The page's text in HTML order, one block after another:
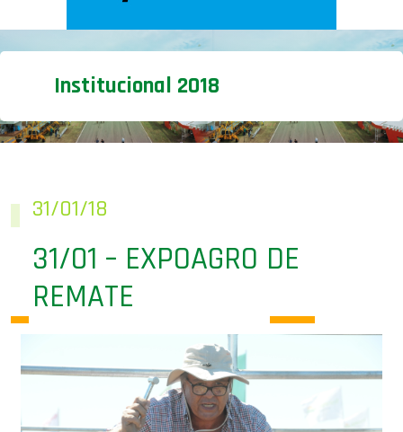
Institucional 2018
31/01/18
31/01 – EXPOAGRO DE
REMATE